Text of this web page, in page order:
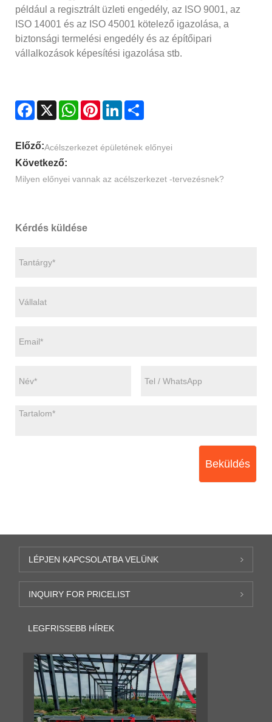
például a regisztrált üzleti engedély, az ISO 9001, az
ISO 14001 és az ISO 45001 kötelező igazolása, a
biztonsági termelési engedély és az építőipari
vállalkozások képesítési igazolása stb.
Facebook
X WhatsAppPinterestLinkedIn
Előző:Acélszerkezet épületének előnyei
Következő:
Milyen előnyei vannak az acélszerkezet -tervezésnek?
Kérdés küldése
Beküldés
LÉPJEN KAPCSOLATBA VELÜNK
INQUIRY FOR PRICELIST
LEGFRISSEBB HÍREK